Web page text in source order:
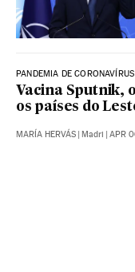
PANDEMIA DE CORONAVÍRUS
Vacina Sputnik,
os países do
MARÍA HERVÁS | Madri | APR